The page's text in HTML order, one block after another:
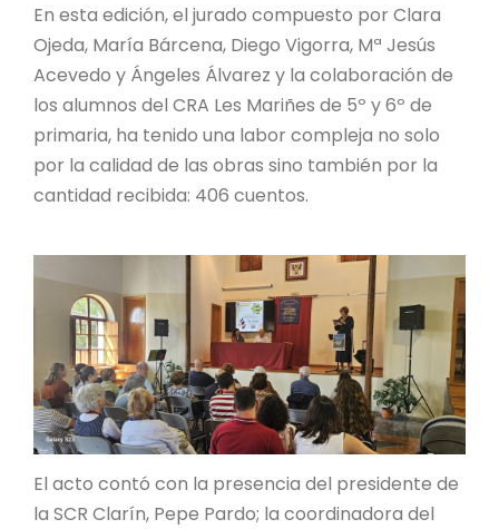
En esta edición, el jurado compuesto por Clara
Ojeda, María Bárcena, Diego Vigorra, Mª Jesús
Acevedo y Ángeles Álvarez y la colaboración de
los alumnos del CRA Les Mariñes de 5º y 6º de
primaria, ha tenido una labor compleja no solo
por la calidad de las obras sino también por la
cantidad recibida: 406 cuentos.
El acto contó con la presencia del presidente de
la SCR Clarín, Pepe Pardo; la coordinadora del